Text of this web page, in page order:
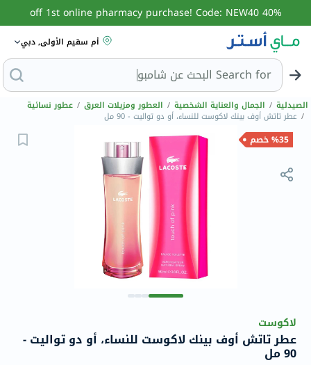
40% off 1st online pharmacy purchase! Code: NEW40
أم سقيم الأولى, دبي
Search for
الصيدلية / الجمال والعناية الشخصية / العطور ومزيلات العرق / عطور نسائية
/ عطر تاتش أوف بينك لاكوست للنساء، أو دو تواليت - 90 مل
%35 خصم
لاكوست
عطر تاتش أوف بينك لاكوست للنساء، أو دو تواليت -
90 مل